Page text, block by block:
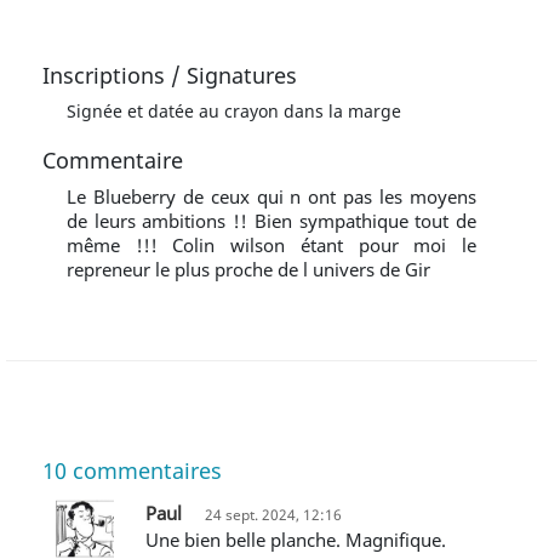
Inscriptions / Signatures
Signée et datée au crayon dans la marge
Commentaire
Le Blueberry de ceux qui n ont pas les moyens
de leurs ambitions !! Bien sympathique tout de
même !!! Colin wilson étant pour moi le
repreneur le plus proche de l univers de Gir
10 commentaires
Paul 24 sept. 2024, 12:16
Une bien belle planche. Magnifique.